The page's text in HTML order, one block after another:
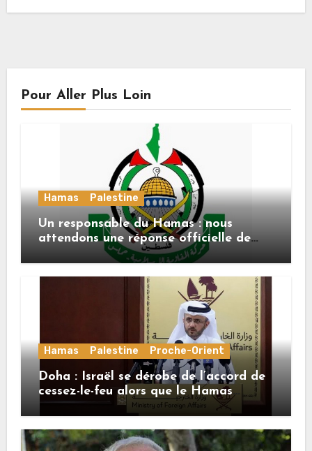
Pour Aller Plus Loin
Hamas Palestine
Un responsable du Hamas : nous
attendons une réponse officielle de
Mladenov concernant la feuille de
route de la deuxième phase de l’accord
Hamas Palestine Proche-Orient
Doha : Israël se dérobe de l’accord de
cessez-le-feu alors que le Hamas
honore ses engagements